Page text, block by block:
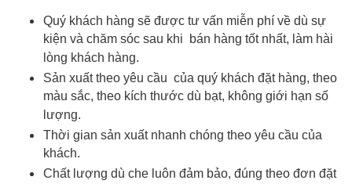
Quý khách hàng sẽ được tư vấn miễn phí về dù sự
kiện và chăm sóc sau khi bán hàng tốt nhất, làm hài
lòng khách hàng.
Sản xuất theo yêu cầu của quý khách đặt hàng, theo
màu sắc, theo kích thước dù bạt, không giới hạn số
lượng.
Thời gian sản xuất nhanh chóng theo yêu cầu của
khách.
Chất lượng dù che luôn đảm bảo, đúng theo đơn đặt